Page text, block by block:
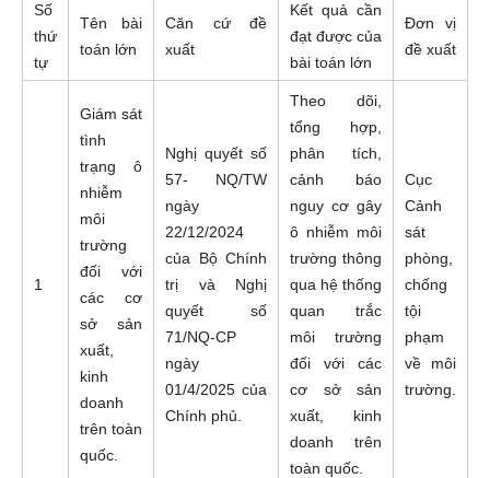
Số
thứ
tự
Tên bài
toán lớn
Căn cứ đề
xuất
Kết quả cần
đạt được của
bài toán lớn
Đơn vị
đề xuất
1
Giám sát
tình
trạng ô
nhiễm
môi
trường
đối với
các cơ
sở sản
xuất,
kinh
doanh
trên toàn
quốc.
Nghị quyết số
57- NQ/TW
ngày
22/12/2024
của Bộ Chính
trị và Nghị
quyết số
71/NQ-CP
ngày
01/4/2025 của
Chính phủ.
Theo dõi,
tổng hợp,
phân tích,
cảnh báo
nguy cơ gây
ô nhiễm môi
trường thông
qua hệ thống
quan trắc
môi trường
đối với các
cơ sở sản
xuất, kinh
doanh trên
toàn quốc.
Cục
Cảnh
sát
phòng,
chống
tội
phạm
về môi
trường.